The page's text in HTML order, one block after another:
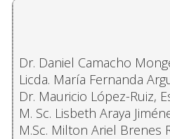
Dr. Daniel Camacho
Licda. María Fernanda
Dr. Mauricio López-Ruiz,
M. Sc. Lisbeth Araya
M.Sc. Milton Ariel Brenes